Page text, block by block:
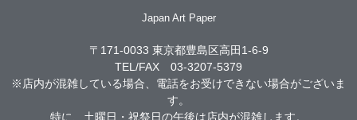
Japan Art Paper
〒171-0033 東京都豊島区高田1-6-9
TEL/FAX 03-3207-5379
※店内が混雑している場合、電話をお受けできない場合がございま
す。
特に、土曜日・祝祭日の午後は店内が混雑します。